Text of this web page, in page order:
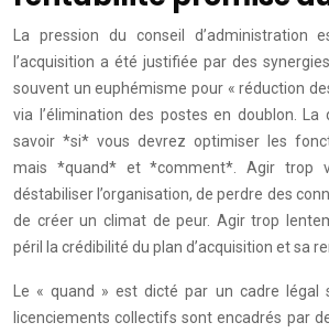
La pression du conseil d’administration
l’acquisition a été justifiée par des
souvent un euphémisme pour « réduction
via l’élimination des postes en doublon. La
savoir *si* vous devrez optimiser les
mais *quand* et *comment*. Agir trop
déstabiliser l’organisation, de perdre des
de créer un climat de peur. Agir trop
péril la crédibilité du plan d’acquisition et sa
Le « quand » est dicté par un cadre légal
licenciements collectifs sont encadrés par